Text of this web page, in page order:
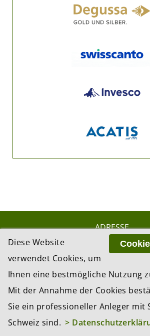
ADRESSE
BCP Business Content
Gotthardstrasse 38
8002 Zürich
© 2026 by BCP Business
Website byupdate AG,
Diese Website
verwendet Cookies, um
Ihnen eine bestmögliche Nutzung
Mit der Annahme der Cookies
Sie ein professioneller Anleger mit
Schweiz sind. >